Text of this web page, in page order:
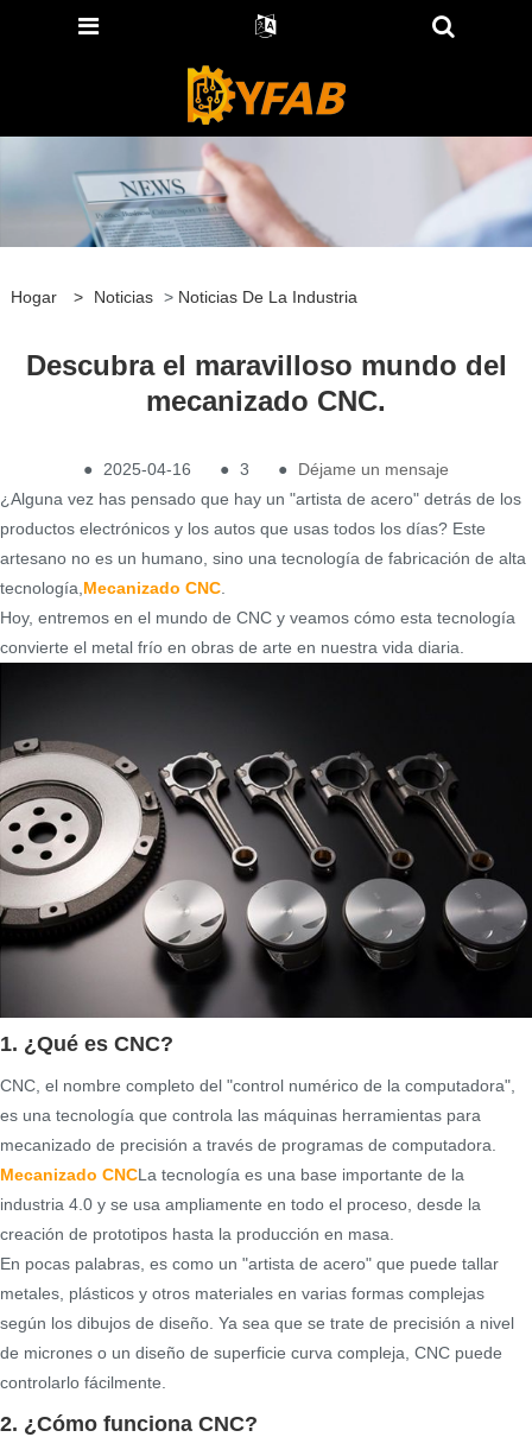
Hogar > Noticias > Noticias De La Industria
Descubra el maravilloso mundo del
mecanizado CNC.
● 2025-04-16 ● 3 ●
Déjame un mensaje
¿Alguna vez has pensado que hay un "artista de acero" detrás de los
productos electrónicos y los autos que usas todos los días? Este
artesano no es un humano, sino una tecnología de fabricación de alta
tecnología,Mecanizado CNC.
Hoy, entremos en el mundo de CNC y veamos cómo esta tecnología
convierte el metal frío en obras de arte en nuestra vida diaria.
1. ¿Qué es CNC?
CNC, el nombre completo del "control numérico de la computadora",
es una tecnología que controla las máquinas herramientas para
mecanizado de precisión a través de programas de computadora.
Mecanizado CNCLa tecnología es una base importante de la
industria 4.0 y se usa ampliamente en todo el proceso, desde la
creación de prototipos hasta la producción en masa.
En pocas palabras, es como un "artista de acero" que puede tallar
metales, plásticos y otros materiales en varias formas complejas
según los dibujos de diseño. Ya sea que se trate de precisión a nivel
de micrones o un diseño de superficie curva compleja, CNC puede
controlarlo fácilmente.
2. ¿Cómo funciona CNC?